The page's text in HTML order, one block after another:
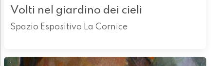
Volti nel giardino dei cieli
Spazio Espositivo La Cornice